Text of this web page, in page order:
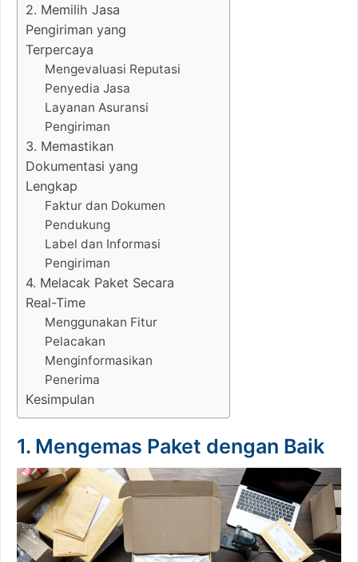
2. Memilih Jasa
Pengiriman yang
Terpercaya
Mengevaluasi Reputasi
Penyedia Jasa
Layanan Asuransi
Pengiriman
3. Memastikan
Dokumentasi yang
Lengkap
Faktur dan Dokumen
Pendukung
Label dan Informasi
Pengiriman
4. Melacak Paket Secara
Real-Time
Menggunakan Fitur
Pelacakan
Menginformasikan
Penerima
Kesimpulan
1. Mengemas Paket dengan Baik